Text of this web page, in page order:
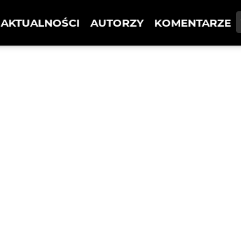
AKTUALNOŚCI AUTORZY KOMENTARZE